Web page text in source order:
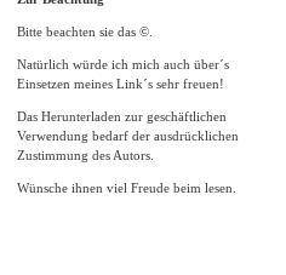
Bitte beachten sie das ©.
Natürlich würde ich mich auch über´s
Einsetzen meines Link´s sehr freuen!
Das Herunterladen zur geschäftlichen
Verwendung bedarf der ausdrücklichen
Zustimmung des Autors.
Wünsche ihnen viel Freude beim lesen.